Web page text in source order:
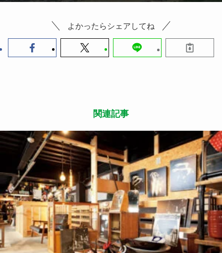
よかったらシェアしてね
関連記事